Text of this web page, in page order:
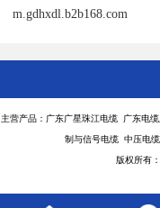
m.gdhxdl.b2b168.com
主营产品：广东广星珠江电缆 广东电
制与信号电缆 中压电
版权所有